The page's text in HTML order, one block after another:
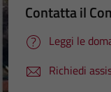
Contatta il
Leggi le
Richiedi